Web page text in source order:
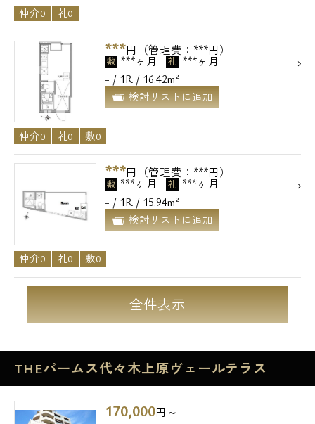
仲介0 礼0
***円（管理費：***円）
敷 ***ヶ月 礼 ***ヶ月
- / 1R / 16.42m²
検討リストに追加
仲介0 礼0 敷0
***円（管理費：***円）
敷 ***ヶ月 礼 ***ヶ月
- / 1R / 15.94m²
検討リストに追加
仲介0 礼0 敷0
全件表示
THEパームス代々木上原ヴェールテラス
170,000円～
メールでお問い合わせ
お問い合わせ